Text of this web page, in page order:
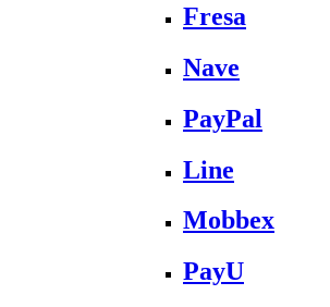
Fresa
Nave
PayPal
Line
Mobbex
PayU